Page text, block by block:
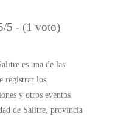
5 - (1 voto)
es una de las
registrar los
y otros eventos
de Salitre, provincia